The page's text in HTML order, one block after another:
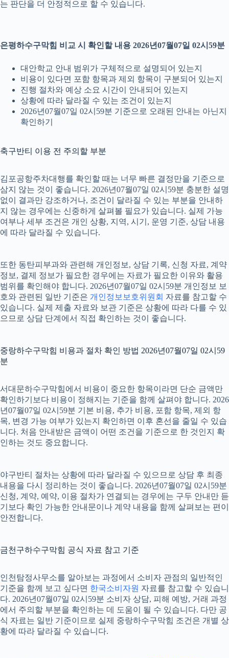
는 판단을 더 안정적으로 할 수 있습니다.
은평하수구막힘 비교 시 확인할 내용 2026년07월07일 02시59분
대안학교 안내 범위가 구체적으로 설명되어 있는지
비용이 있다면 포함 항목과 제외 항목이 구분되어 있는지
진행 절차와 예상 소요 시간이 안내되어 있는지
상황에 따라 달라질 수 있는 조건이 있는지
2026년07월07일 02시59분 기준으로 오래된 안내는 아닌지
확인하기
축구반티 이용 전 주의할 부분
김포공항주차대행를 확인할 때는 너무 빠른 결정만을 기준으로
삼지 않는 것이 좋습니다. 2026년07월07일 02시59분 충분한 설명
없이 결과만 강조하거나, 조건이 달라질 수 있는 부분을 안내하
지 않는 경우에는 신중하게 살펴볼 필요가 있습니다. 실제 가능
여부나 세부 조건은 개인 상황, 지역, 시기, 운영 기준, 상담 내용
에 따라 달라질 수 있습니다.
또한 동탄피부과와 관련해 개인정보, 상담 기록, 신청 자료, 계약
정보, 결제 정보가 필요한 경우에는 자료가 필요한 이유와 활용
범위를 확인해야 합니다. 2026년07월07일 02시59분 개인정보 보
호와 관련된 일반 기준은 개인정보보호위원회 자료를 참고할 수
있습니다. 실제 제출 자료와 보관 기준은 상황에 따라 다를 수 있
으므로 상담 단계에서 직접 확인하는 것이 좋습니다.
중랑하수구막힘 비용과 절차 확인 방법 2026년07월07일 02시59
분
서대문하수구막힘에서 비용이 중요한 항목이라면 단순 금액만
확인하기보다 비용이 정해지는 기준을 함께 살펴야 합니다. 2026
년07월07일 02시59분 기본 비용, 추가 비용, 포함 항목, 제외 항
목, 변경 가능 여부가 있는지 확인하면 이후 혼선을 줄일 수 있습
니다. 처음 안내받은 금액이 어떤 조건을 기준으로 한 것인지 확
인하는 것도 중요합니다.
야구반티 절차는 상황에 따라 달라질 수 있으므로 상담 후 최종
내용을 다시 정리하는 것이 좋습니다. 2026년07월07일 02시59분
신청, 계약, 예약, 이용 절차가 연결되는 경우에는 구두 안내만 듣
기보다 확인 가능한 안내문이나 계약 내용을 함께 살펴보는 편이
안전합니다.
금천구하수구막힘 공식 자료 참고 기준
인천탐정사무소를 알아보는 과정에서 소비자 관점의 일반적인
기준을 함께 보고 싶다면 한국소비자원 자료를 참고할 수 있습니
다. 2026년07월07일 02시59분 소비자 상담, 피해 예방, 거래 과정
에서 주의할 부분을 확인하는 데 도움이 될 수 있습니다. 다만 공
식 자료는 일반 기준이므로 실제 중랑하수구막힘 조건은 개별 상
황에 따라 달라질 수 있습니다.